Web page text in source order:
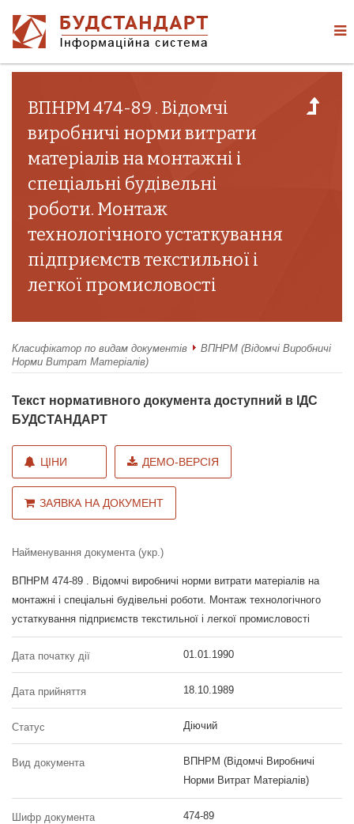
ВПНРМ 474-89 . Відомчі
виробничі норми витрати
матеріалів на монтажні і
спеціальні будівельні
роботи. Монтаж
технологічного устаткування
підприємств текстильної і
легкої промисловості
Класифікатор по видам документів
ВПНРМ (Відомчі Виробничі
Норми Витрат Матеріалів)
Текст нормативного документа доступний в ІДС
БУДСТАНДАРТ
ЦІНИ ДЕМО-ВЕРСІЯ
ЗАЯВКА НА ДОКУМЕНТ
Найменування документа (укр.)
ВПНРМ 474-89 . Відомчі виробничі норми витрати матеріалів на
монтажні і спеціальні будівельні роботи. Монтаж технологічного
устаткування підприємств текстильної і легкої промисловості
Дата початку дії 01.01.1990
Дата прийняття 18.10.1989
Статус Діючий
Вид документа
ВПНРМ (Відомчі Виробничі
Норми Витрат Матеріалів)
Шифр документа 474-89